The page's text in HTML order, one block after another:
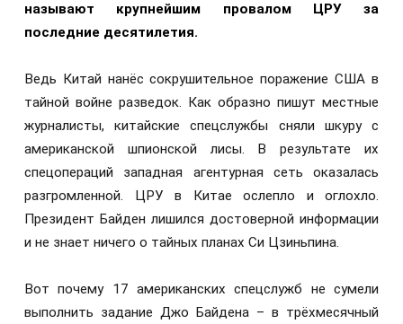
называют крупнейшим провалом ЦРУ за
последние десятилетия.
Ведь Китай нанёс сокрушительное поражение США в
тайной войне разведок. Как образно пишут местные
журналисты, китайские спецслужбы сняли шкуру с
американской шпионской лисы. В результате их
спецопераций западная агентурная сеть оказалась
разгромленной. ЦРУ в Китае ослепло и оглохло.
Президент Байден лишился достоверной информации
и не знает ничего о тайных планах Си Цзиньпина.
Вот почему 17 американских спецслужб не сумели
выполнить задание Джо Байдена – в трёхмесячный